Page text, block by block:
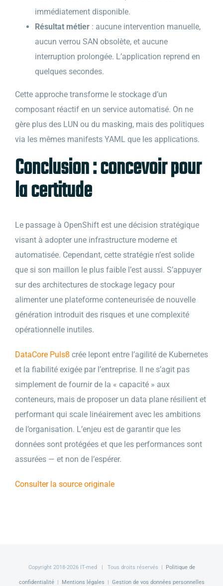
immédiatement disponible.
Résultat métier : aucune intervention manuelle,
aucun verrou SAN obsolète, et aucune
interruption prolongée. L’application reprend en
quelques secondes.
Cette approche transforme le stockage d’un
composant réactif en un service automatisé. On ne
gère plus des LUN ou du masking, mais des politiques
via les mêmes manifests YAML que les applications.
Conclusion : concevoir pour
la certitude
Le passage à OpenShift est une décision stratégique
visant à adopter une infrastructure moderne et
automatisée. Cependant, cette stratégie n’est solide
que si son maillon le plus faible l’est aussi. S’appuyer
sur des architectures de stockage legacy pour
alimenter une plateforme conteneurisée de nouvelle
génération introduit des risques et une complexité
opérationnelle inutiles.
DataCore Puls8 crée lepont entre l’agilité de Kubernetes
et la fiabilité exigée par l’entreprise. Il ne s’agit pas
simplement de fournir de la « capacité » aux
conteneurs, mais de proposer un data plane résilient et
performant qui scale linéairement avec les ambitions
de l’organisation. L’enjeu est de garantir que les
données sont protégées et que les performances sont
assurées — et non de l’espérer.
Consulter la source originale
Copyright 2018-2026 IT-med | Tous droits réservés | Politique de
confidentialité| Mentions légales | Gestion de vos données personnelles